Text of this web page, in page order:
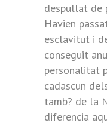
despullat de
Havien
esclavitut i
conseguit
personalitat
cadascun
tamb? de la
diferencia